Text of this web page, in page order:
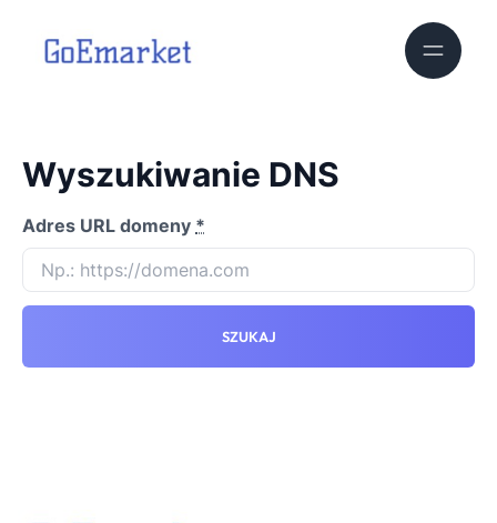
Wyszukiwanie DNS
Adres URL domeny *
SZUKAJ